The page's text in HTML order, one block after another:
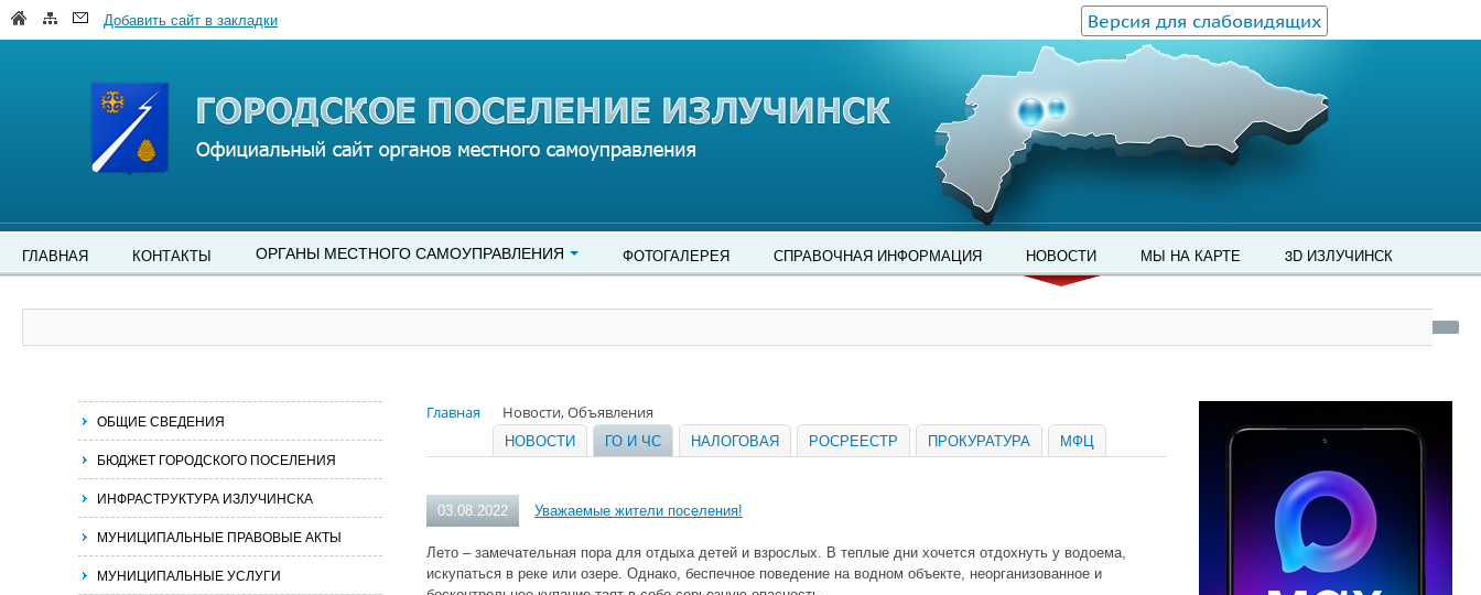
Версия для слабовидящих
Добавить сайт в закладки
ГЛАВНАЯ КОНТАКТЫ ОРГАНЫ МЕСТНОГО САМОУПРАВЛЕНИЯ ФОТОГАЛЕРЕЯ СПРАВОЧНАЯ ИНФОРМАЦИЯ НОВОСТИ МЫ НА КАРТЕ 3D ИЗЛУЧИНСК
Главная Новости, Объявления
НОВОСТИ ГО И ЧС НАЛОГОВАЯ РОСРЕЕСТР ПРОКУРАТУРА МФЦ
03.08.2022 Уважаемые жители поселения!
Лето – замечательная пора для отдыха детей и взрослых. В теплые дни хочется отдохнуть у водоема,
искупаться в реке или озере. Однако, беспечное поведение на водном объекте, неорганизованное и
ОБЩИЕ СВЕДЕНИЯ
БЮДЖЕТ ГОРОДСКОГО ПОСЕЛЕНИЯ
ИНФРАСТРУКТУРА ИЗЛУЧИНСКА
МУНИЦИПАЛЬНЫЕ ПРАВОВЫЕ АКТЫ
МУНИЦИПАЛЬНЫЕ УСЛУГИ